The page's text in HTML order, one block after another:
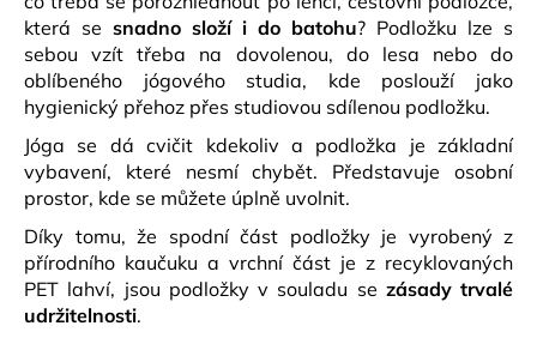
která se snadno složí i do batohu? Podložku lze s
sebou vzít třeba na dovolenou, do lesa nebo do
oblíbeného jógového studia, kde poslouží jako
hygienický přehoz přes studiovou sdílenou podložku.
Jóga se dá cvičit kdekoliv a podložka je základní
vybavení, které nesmí chybět. Představuje osobní
prostor, kde se můžete úplně uvolnit.
Díky tomu, že spodní část podložky je vyrobený z
přírodního kaučuku a vrchní část je z recyklovaných
PET lahví, jsou podložky v souladu se zásady trvalé
udržitelnosti.
ROLLER
490
Kč
Původně:
590
Kč